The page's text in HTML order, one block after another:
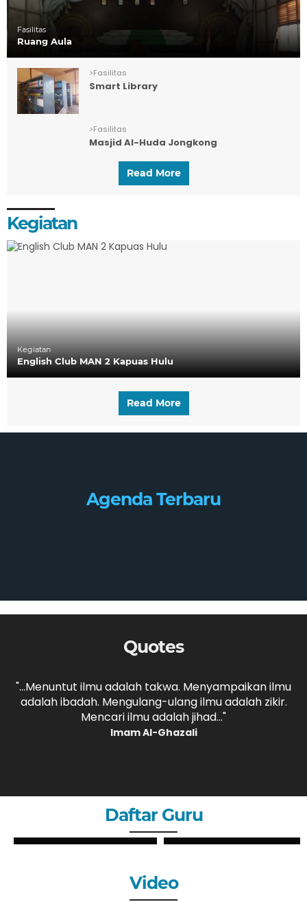
Fasilitas
Ruang Aula
>Fasilitas
Smart Library
>Fasilitas
Masjid Al-Huda Jongkong
Read More
Kegiatan
Kegiatan
English Club MAN 2 Kapuas Hulu
Read More
Agenda Terbaru
Quotes
"...Menuntut ilmu adalah takwa. Menyampaikan ilmu
adalah ibadah. Mengulang-ulang ilmu adalah zikir.
Mencari ilmu adalah jihad..."
Imam Al-Ghazali
Daftar Guru
ZHERY OKTANDI, S.Pd ANDRI MAULANA, S.Pd
Video